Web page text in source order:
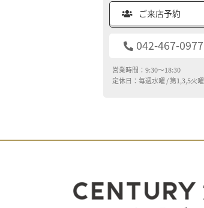
ご来店予約
042-467-0977
営業時間：9:30～18:30
定休日：毎週水曜 / 第1,3,5火曜